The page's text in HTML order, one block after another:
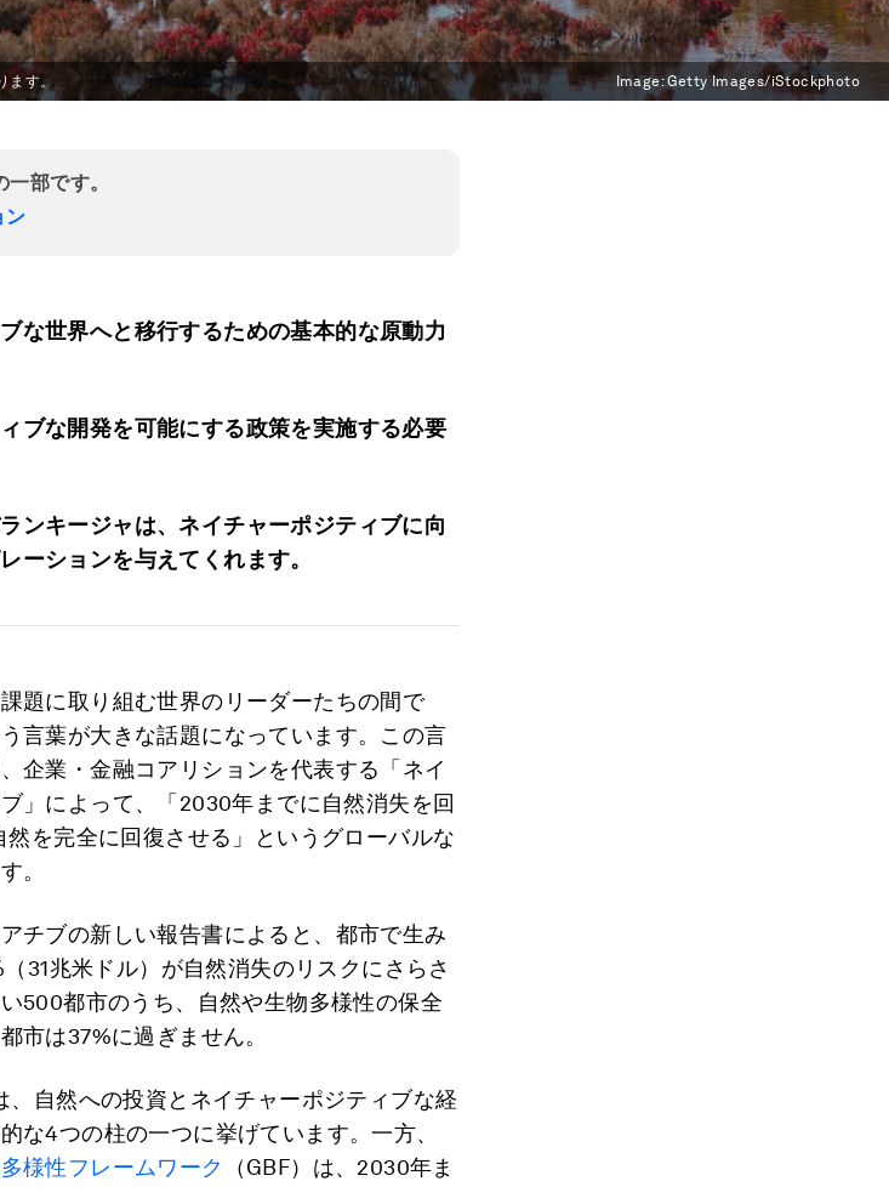
ます。 Image:Getty Images/iStockphoto
部です。
ン
な世界へと移行するための基本的な原動力
ブな開発を可能にする政策を実施する必要
ンキージャは、ネイチャーポジティブに向
ーションを与えてくれます。
題に取り組む世界のリーダーたちの間で
言葉が大きな話題になっています。この言
企業・金融コアリションを代表する「ネイ
」によって、「2030年までに自然消失を回
を完全に回復させる」というグローバルな
。
チブの新しい報告書によると、都市で生み
31兆米ドル）が自然消失のリスクにさらさ
500都市のうち、自然や生物多様性の保全
市は37%に過ぎません。
、自然への投資とネイチャーポジティブな経
な4つの柱の一つに挙げています。一方、
様性フレームワーク
（GBF）は、2030年ま